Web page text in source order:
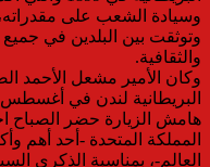
وسيادة الشعب على
وتوثقت بين البلدين في جميع
والثقافية.
وكان الأمير مشعل الأحمد
هامش الزيارة حضر الصباح
المملكة المتحدة -أحد أهم
العالم-، بمناسبة الذكرى